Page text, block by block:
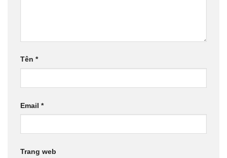
Tên *
Email *
Trang web